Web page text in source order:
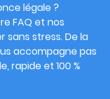
légale ?
FAQ et nos
sans stress. De la
accompagne pas
rapide et 100 %